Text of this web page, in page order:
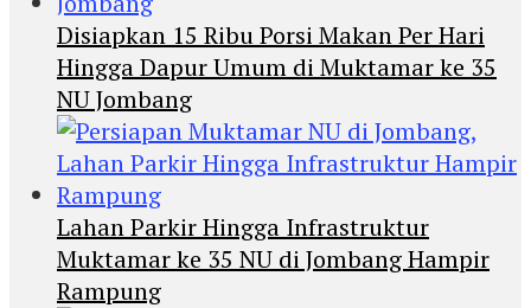
Disiapkan 15 Ribu Porsi Makan Per Hari
Hingga Dapur Umum di Muktamar ke 35
NU Jombang
Lahan Parkir Hingga Infrastruktur
Muktamar ke 35 NU di Jombang Hampir
Rampung